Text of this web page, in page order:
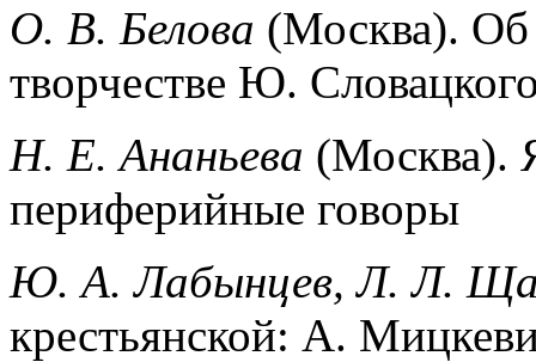
О. В. Белова (Москва). Об
твор­честве Ю.
Н. Е. Ананьева (Москва).
периферийные говоры
Ю. А. Лабынцев, Л. Л.
кресть­янской: А.